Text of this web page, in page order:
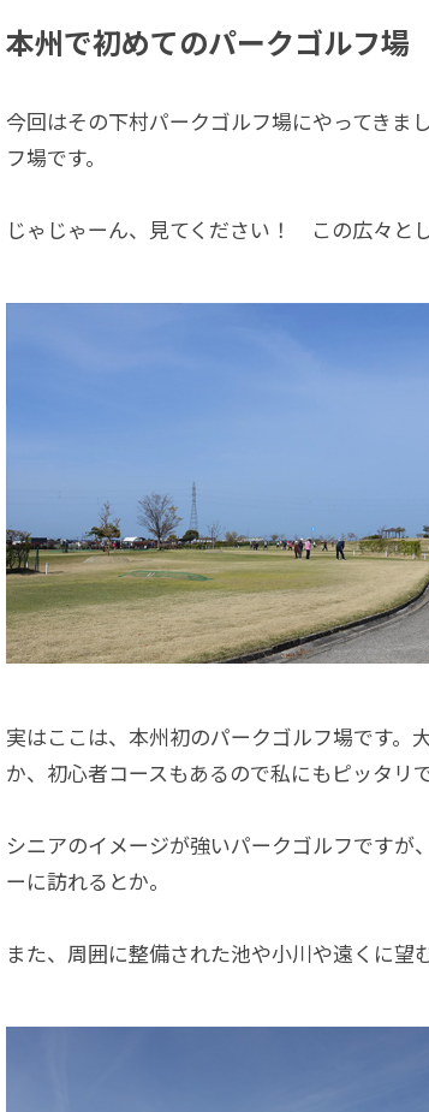
本州で初めてのパークゴルフ場
今回はその下村パークゴルフ場にやってきま
フ場です。
じゃじゃーん、見てください！ この広々とし
実はここは、本州初のパークゴルフ場です。
か、初心者コースもあるので私にもピッタリで
シニアのイメージが強いパークゴルフです
ーに訪れるとか。
また、周囲に整備された池や小川や遠くに